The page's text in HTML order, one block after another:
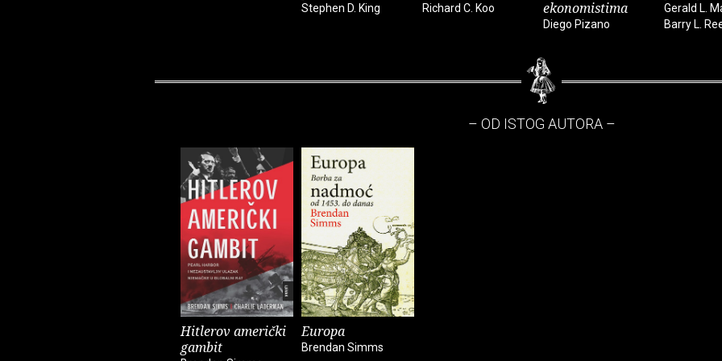
Stephen D. King Richard C. Koo
ekonomistima
Diego Pizano
Gerald L.
Barry L.
– OD ISTOG AUTORA –
Hitlerov američki
gambit
Europa
Brendan Simms